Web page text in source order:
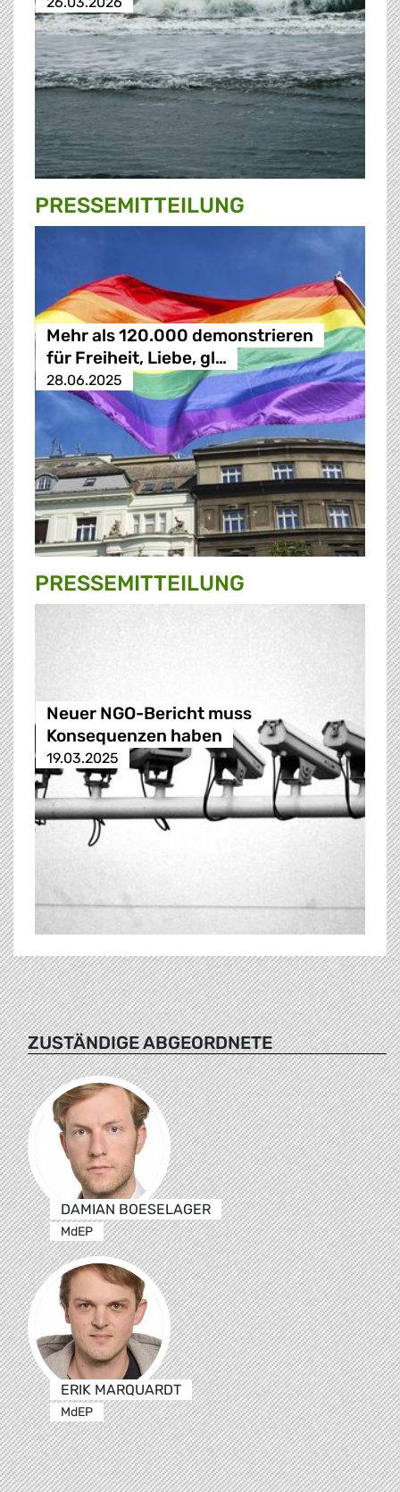
PRESSE­MITTEILUNG
Mehr als 120.000 demonstrieren
für Freiheit, Liebe, gl…
28.06.2025
PRESSE­MITTEILUNG
Neuer NGO-Bericht muss
Konsequenzen haben
19.03.2025
ZUSTÄNDIGE ABGEORDNETE
DAMIAN BOESELAGER
MdEP
ERIK MARQUARDT
MdEP